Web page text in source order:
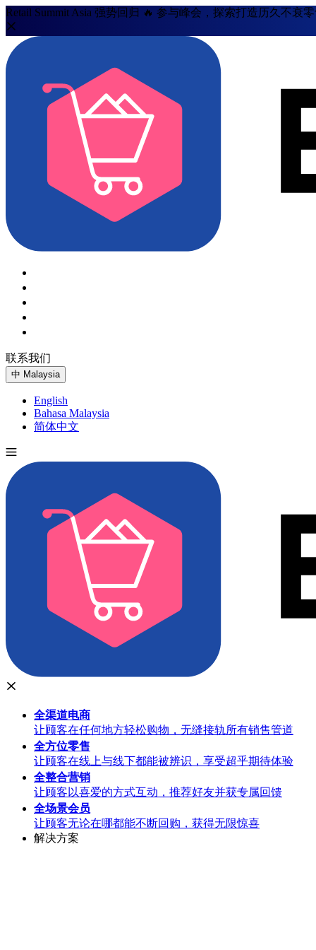
Retail Summit Asia 强势回归 🔥 参与峰会，探索打造历久不衰
联系我们
中 Malaysia
English
Bahasa Malaysia
简体中文
全渠道电商
让顾客在任何地方轻松购物，无缝接轨所有销售管道
全方位零售
让顾客在线上与线下都能被辨识，享受超乎期待体验
全整合营销
让顾客以喜爱的方式互动，推荐好友并获专属回馈
全场景会员
让顾客无论在哪都能不断回购，获得无限惊喜
解决方案